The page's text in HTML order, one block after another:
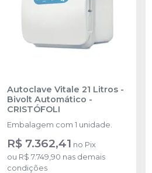
Autoclave Vitale 21 Litros -
Bivolt Automático -
CRISTÓFOLI
Embalagem com 1 unidade.
R$ 7.362,41 no Pix
ou R$ 7.749,90 nas demais
condições